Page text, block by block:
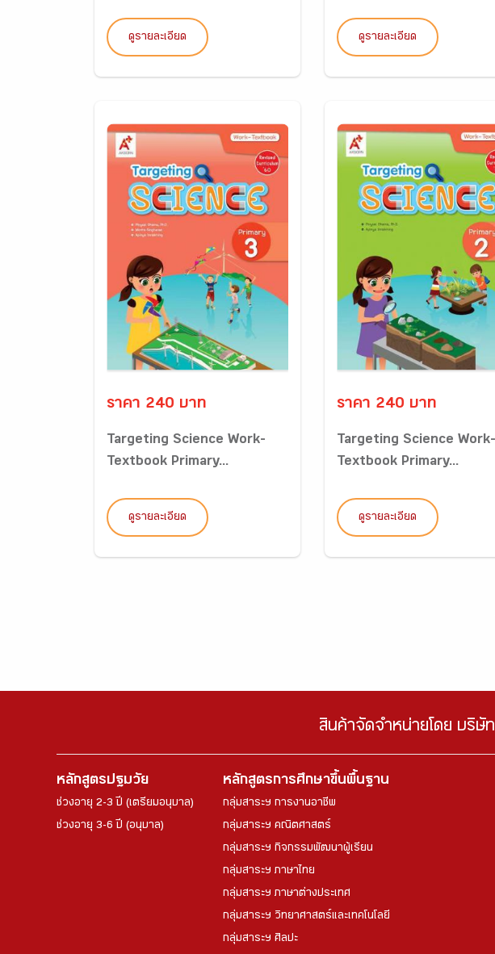
ดูรายละเอียด ดูรายละเอียด
ราคา 240 บาท
Targeting Science Work-
Textbook Primary...
ดูรายละเอียด
ราคา 240 บาท
Targeting Science Work-
Textbook Primary...
ดูรายละเอียด
สินค้าจัดจำหน่ายโดย บริษั
หลักสูตรปฐมวัย
ช่วงอายุ 2-3 ปี (เตรียมอนุบาล)
ช่วงอายุ 3-6 ปี (อนุบาล)
หลักสูตรการศึกษาขึ้นพื้นฐาน
กลุ่มสาระฯ การงานอาชีพ
กลุ่มสาระฯ คณิตศาสตร์
กลุ่มสาระฯ กิจกรรมพัฒนาผู้เรียน
กลุ่มสาระฯ ภาษาไทย
กลุ่มสาระฯ ภาษาต่างประเทศ
กลุ่มสาระฯ วิทยาศาสตร์และเทคโนโลยี
กลุ่มสาระฯ ศิลปะ